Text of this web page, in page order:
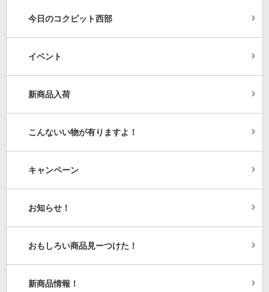
今日のコクピット西部
イベント
新商品入荷
こんないい物が有りますよ！
キャンペーン
お知らせ！
おもしろい商品見ーつけた！
新商品情報！